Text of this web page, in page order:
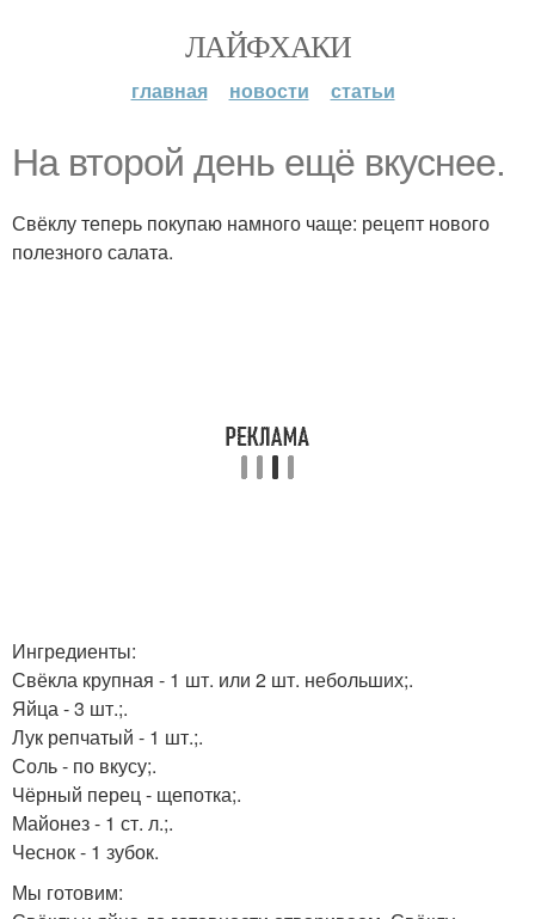
ЛАЙФХАКИ
главная новости статьи
Ha втopoй день ещё вкуснее.
Свёклу теперь покупаю намного чаще: рецепт нового
полезного салата.
Ингредиенты:
Свёкла крупная - 1 шт. или 2 шт. небольших;.
Яйца - 3 шт.;.
Лук репчатый - 1 шт.;.
Соль - по вкусу;.
Чёрный перец - щепотка;.
Майонез - 1 ст. л.;.
Чеснок - 1 зубок.
Мы готовим: